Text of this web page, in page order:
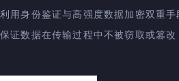
利用身份鉴证与高强度数据加密双重
保证数据在传输过程中不被窃取或篡